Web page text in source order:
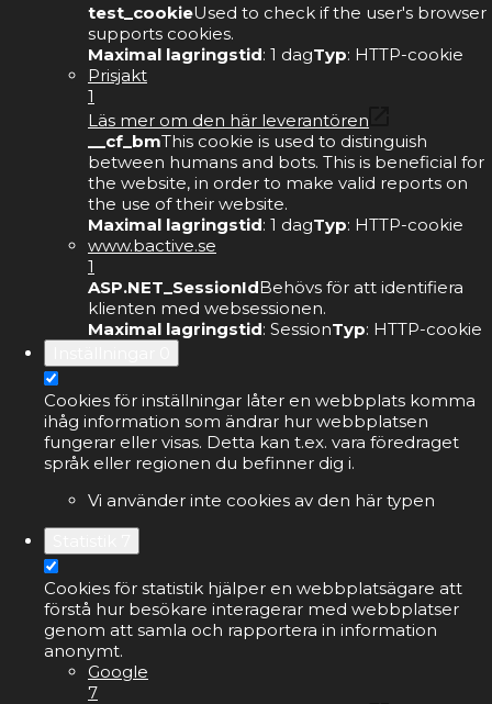
test_cookieUsed to check if the user's browser
supports cookies.
Maximal lagringstid: 1 dagTyp: HTTP-cookie
Prisjakt
1
Läs mer om den här leverantören
__cf_bmThis cookie is used to distinguish
between humans and bots. This is beneficial for
the website, in order to make valid reports on
the use of their website.
Maximal lagringstid: 1 dagTyp: HTTP-cookie
www.bactive.se
1
ASP.NET_SessionIdBehövs för att identifiera
klienten med websessionen.
Maximal lagringstid: SessionTyp: HTTP-cookie
Cookies för inställningar låter en webbplats komma
ihåg information som ändrar hur webbplatsen
fungerar eller visas. Detta kan t.ex. vara föredraget
språk eller regionen du befinner dig i.
Vi använder inte cookies av den här typen
Cookies för statistik hjälper en webbplatsägare att
förstå hur besökare interagerar med webbplatser
genom att samla och rapportera in information
anonymt.
Google
7